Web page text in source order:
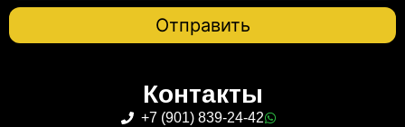
Контакты
+7 (901) 839-24-42